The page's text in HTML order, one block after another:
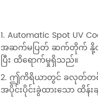
1. Automatic Spot
အဆက်မပြတ် ဆက်တိုက် နို့တိုက်ခ
ပြီး ထိရောက်မှုရှိသည်။
2. ဤကိရိယာတွင် ခလုတ်တစ်ခု
အပိုင်းပိုင်းခွဲထားသော ထိန်